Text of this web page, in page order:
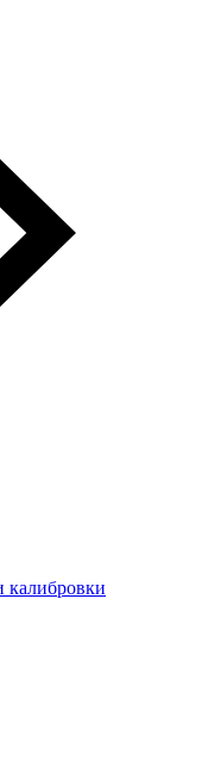
калибровки